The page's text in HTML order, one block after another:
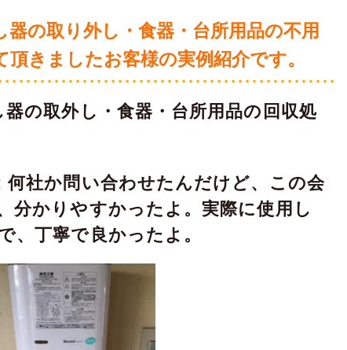
器の取り外し・食器・台所用品の不用
頂きましたお客様の実例紹介です。
の取外し・食器・台所用品の回収処
何社か問い合わせたんだけど、この会
分かりやすかったよ。実際に使用し
、丁寧で良かったよ。